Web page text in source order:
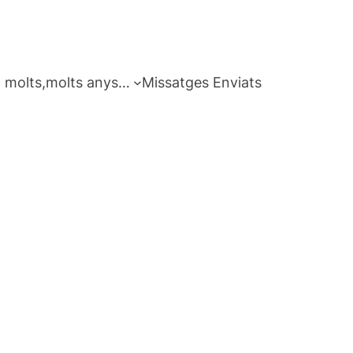
molts,molts anys… Missatges Enviats